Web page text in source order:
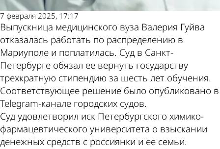
7 февраля 2025, 17:17
Выпускница медицинского вуза Валерия Гуйва
отказалась работать по распределению в
Мариуполе и поплатилась. Суд в Санкт-
Петербурге обязал ее вернуть государству
трехкратную стипендию за шесть лет обучения.
Соответствующее решение было опубликовано в
Telegram-канале городских судов.
Суд удовлетворил иск Петербургского химико-
фармацевтического университета о взыскании
денежных средств с россиянки и ее семьи.